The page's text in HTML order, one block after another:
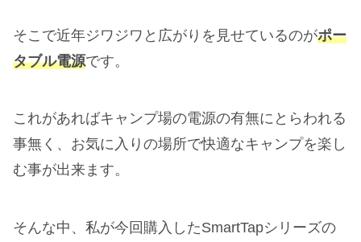
そこで近年ジワジワと広がりを見せているのがポー
タブル電源です。
これがあればキャンプ場の電源の有無にとらわれる
事無く、お気に入りの場所で快適なキャンプを楽し
む事が出来ます。
そんな中、私が今回購入したSmartTapシリーズの